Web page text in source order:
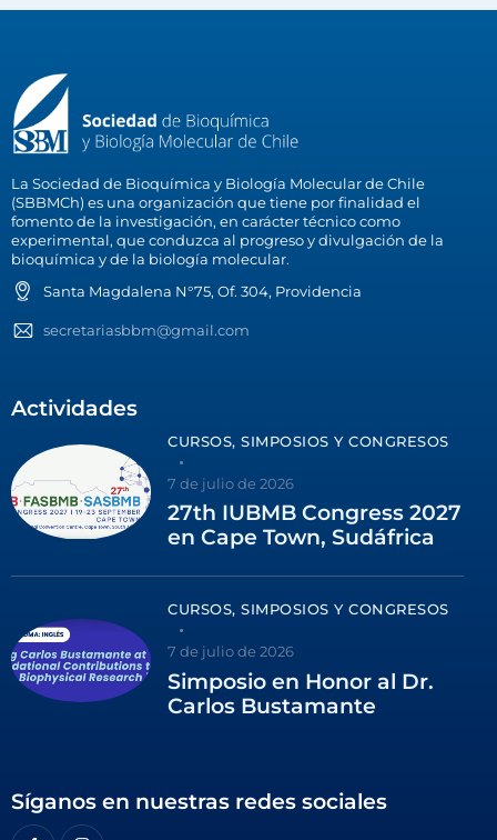
La Sociedad de Bioquímica y Biología Molecular de Chile
(SBBMCh) es una organización que tiene por finalidad el
fomento de la investigación, en carácter técnico como
experimental, que conduzca al progreso y divulgación de la
bioquímica y de la biología molecular.
Santa Magdalena N°75, Of. 304, Providencia
secretariasbbm@gmail.com
Actividades
CURSOS, SIMPOSIOS Y CONGRESOS
7 de julio de 2026
27th IUBMB Congress 2027
en Cape Town, Sudáfrica
CURSOS, SIMPOSIOS Y CONGRESOS
7 de julio de 2026
Simposio en Honor al Dr.
Carlos Bustamante
Síganos en nuestras redes sociales